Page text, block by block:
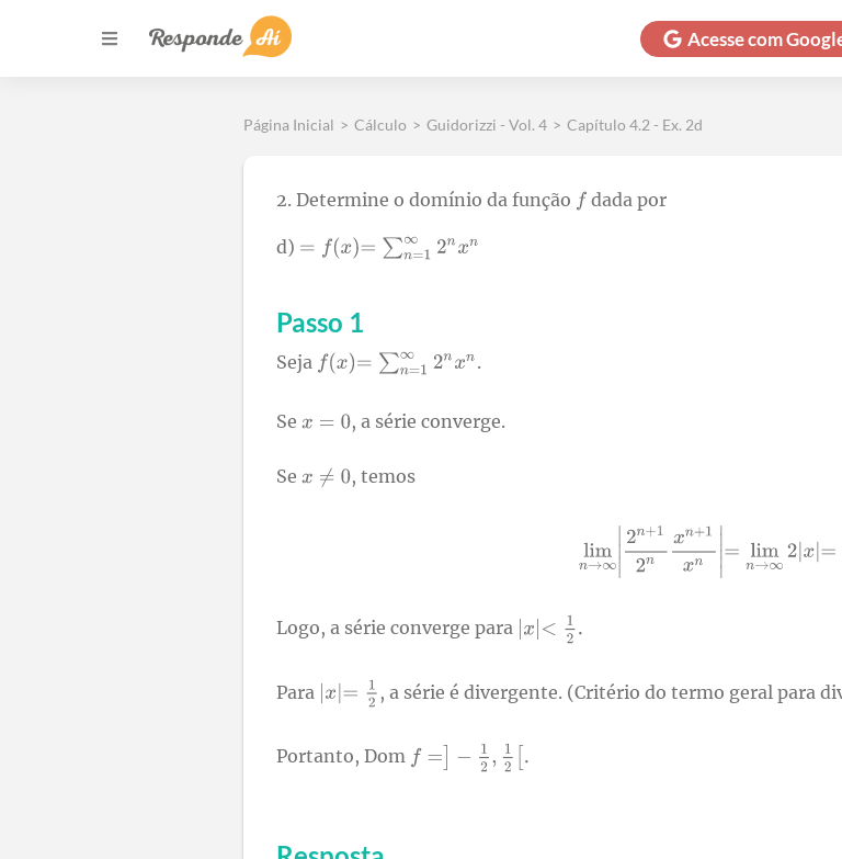
Acesse com
Página Inicial > Cálculo > Guidorizzi - Vol. 4 > Capítulo 4.2 - Ex. 2d
2. Determine o domínio da função dada por
d)
Passo 1
Seja .
Se , a série converge.
Se , temos
Logo, a série converge para
Para , a série é divergente. (Critério do termo geral para
Portanto, Dom